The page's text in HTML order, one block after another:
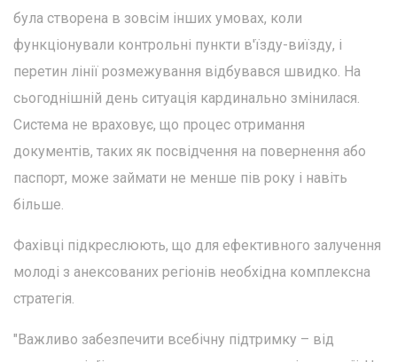
була створена в зовсім інших умовах, коли
функціонували контрольні пункти в'їзду-виїзду, і
перетин лінії розмежування відбувався швидко. На
сьогоднішній день ситуація кардинально змінилася.
Система не враховує, що процес отримання
документів, таких як посвідчення на повернення або
паспорт, може займати не менше пів року і навіть
більше.
Фахівці підкреслюють, що для ефективного залучення
молоді з анексованих регіонів необхідна комплексна
стратегія.
"Важливо забезпечити всебічну підтримку – від